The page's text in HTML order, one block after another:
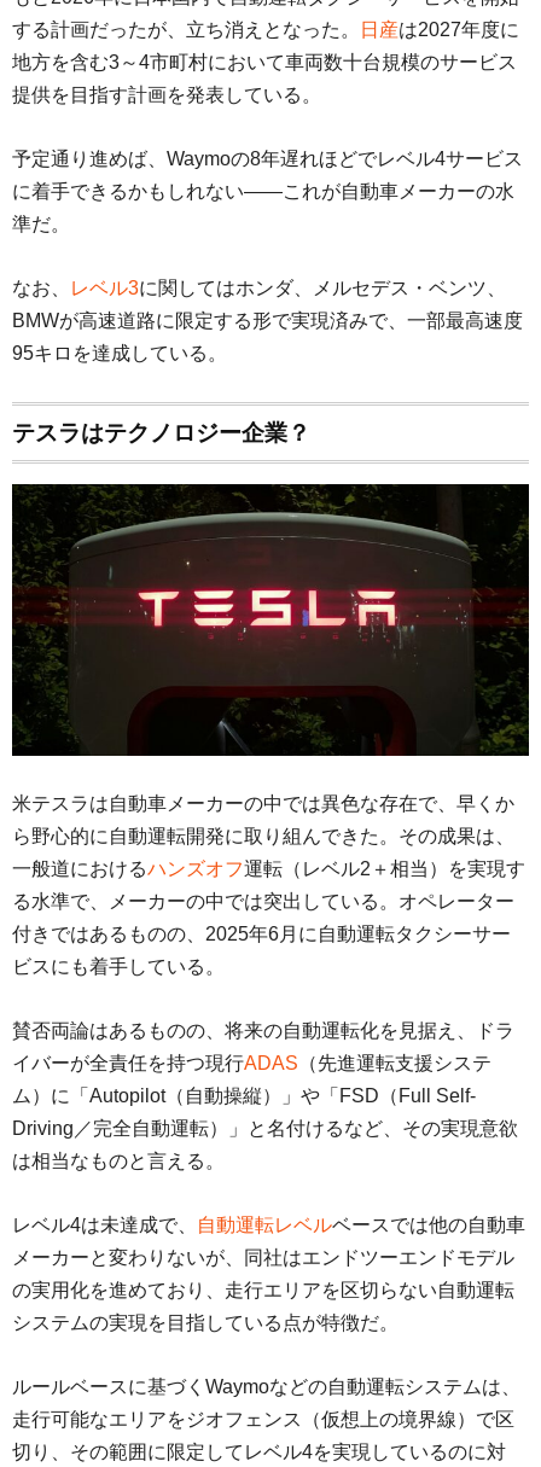
する計画だったが、立ち消えとなった。
日産は2027年度に
地方を含む3～4市町村において車両数十台規模のサービス
提供を目指す計画を発表している。
予定通り進めば、Waymoの8年遅れほどでレベル4サービス
に着手できるかもしれない――これが自動車メーカーの水
準だ。
なお、 レベル3に関してはホンダ、メルセデス・ベンツ、
BMWが高速道路に限定する形で実現済みで、一部最高速度
95キロを達成している。
テスラはテクノロジー企業？
米テスラは自動車メーカーの中では異色な存在で、早くか
ら野心的に自動運転開発に取り組んできた。その成果は、
一般道におけるハンズオフ運転（レベル2＋相当）を実現す
る水準で、メーカーの中では突出している。オペレーター
付きではあるものの、2025年6月に自動運転タクシーサー
ビスにも着手している。
賛否両論はあるものの、将来の自動運転化を見据え、ドラ
イバーが全責任を持つ現行ADAS （先進運転支援システ
ム）に「Autopilot（自動操縦）」や「FSD（Full Self-
Driving／完全自動運転）」と名付けるなど、その実現意欲
は相当なものと言える。
レベル4は未達成で、 自動運転レベルベースでは他の自動車
メーカーと変わりないが、同社はエンドツーエンドモデル
の実用化を進めており、走行エリアを区切らない自動運転
システムの実現を目指している点が特徴だ。
ルールベースに基づくWaymoなどの自動運転システムは、
走行可能なエリアをジオフェンス（仮想上の境界線）で区
切り、その範囲に限定してレベル4を実現しているのに対